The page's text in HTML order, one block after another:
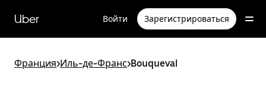
перейти
к
Uber Войти Зарегистрироваться
Франция>Иль-де-Франс>Bouqueval